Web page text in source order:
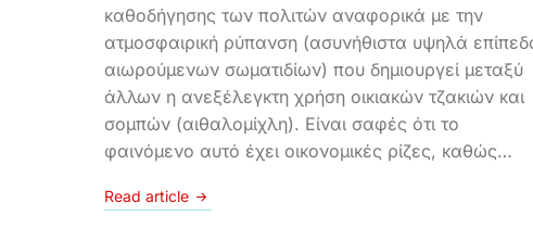
καθοδήγησης των πολιτών αναφορικά με την
ατμοσφαιρική ρύπανση (ασυνήθιστα υψηλά
αιωρούμενων σωματιδίων) που δημιουργεί μεταξύ
άλλων η ανεξέλεγκτη χρήση οικιακών τζακιών και
σομπών (αιθαλομίχλη). Είναι σαφές ότι το
φαινόμενο αυτό έχει οικονομικές ρίζες, καθώς…
Read article